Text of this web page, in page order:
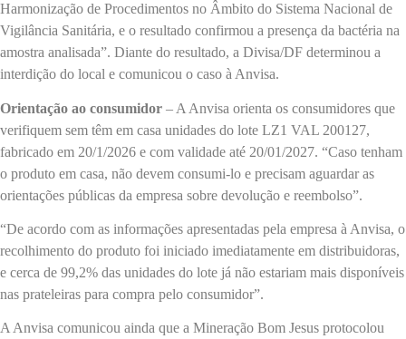
Harmonização de Procedimentos no Âmbito do Sistema Nacional de
Vigilância Sanitária, e o resultado confirmou a presença da bactéria na
amostra analisada”. Diante do resultado, a Divisa/DF determinou a
interdição do local e comunicou o caso à Anvisa.
Orientação ao consumidor – A Anvisa orienta os consumidores que
verifiquem sem têm em casa unidades do lote LZ1 VAL 200127,
fabricado em 20/1/2026 e com validade até 20/01/2027. “Caso tenham
o produto em casa, não devem consumi-lo e precisam aguardar as
orientações públicas da empresa sobre devolução e reembolso”.
“De acordo com as informações apresentadas pela empresa à Anvisa, o
recolhimento do produto foi iniciado imediatamente em distribuidoras,
e cerca de 99,2% das unidades do lote já não estariam mais disponíveis
nas prateleiras para compra pelo consumidor”.
A Anvisa comunicou ainda que a Mineração Bom Jesus protocolou